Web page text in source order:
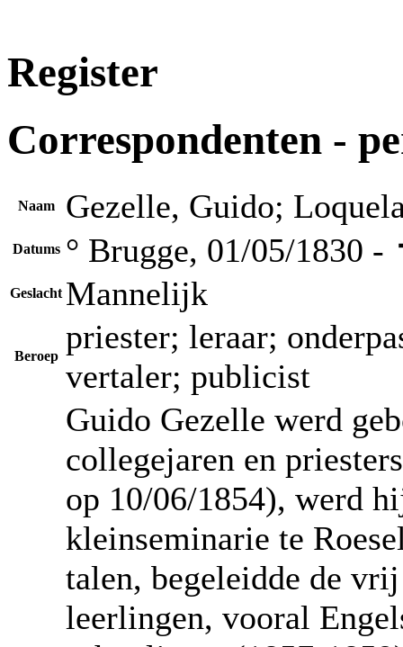
Register
Correspondenten -
Naam Gezelle, Guido;
Datums ° Brugge, 01/05/1830
Geslacht Mannelijk
Beroep
priester; leraar;
vertaler; publicist
Guido Gezelle werd
collegejaren en
op 10/06/1854), werd
kleinseminarie te
talen, begeleidde de
leerlingen, vooral